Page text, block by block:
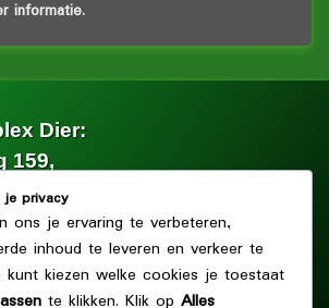
informatie.
Dier:
159,
aan den IJssel.
Facebook
vereniging Dier en Tuin. Alle rechten
je privacy
ons je ervaring te verbeteren,
inhoud te leveren en verkeer te
kunt kiezen welke cookies je toestaat
te klikken. Klik op Alles